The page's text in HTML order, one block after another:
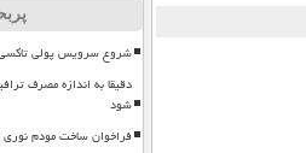
شروع سرویس پولی
دقیقا به اندازه مصرف
شود
فراخوان ساخت مودم نوری